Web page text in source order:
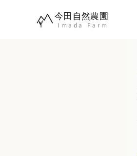
今田自然農園
Imada Farm